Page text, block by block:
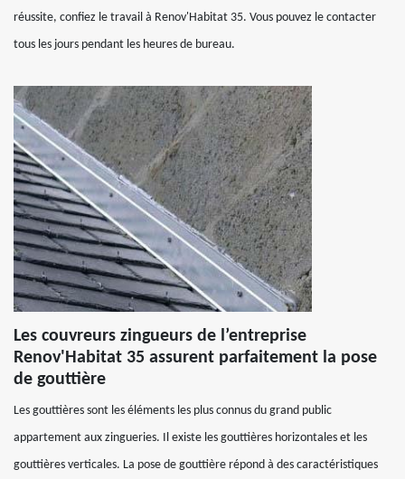
réussite, confiez le travail à Renov'Habitat 35. Vous pouvez le contacter
tous les jours pendant les heures de bureau.
Les couvreurs zingueurs de l’entreprise
Renov'Habitat 35 assurent parfaitement la pose
de gouttière
Les gouttières sont les éléments les plus connus du grand public
appartement aux zingueries. Il existe les gouttières horizontales et les
gouttières verticales. La pose de gouttière répond à des caractéristiques